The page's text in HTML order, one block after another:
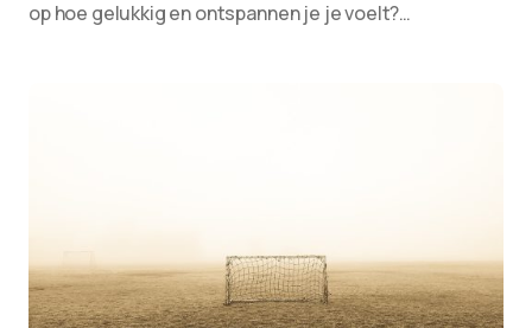
op hoe gelukkig en ontspannen je je voelt?…